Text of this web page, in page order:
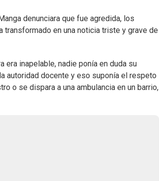
denunciara que fue agredida, los
en una noticia triste y grave de
era inapelable, nadie ponía en duda su
autoridad docente y eso suponía el respeto
o se dispara a una ambulancia en un barrio,